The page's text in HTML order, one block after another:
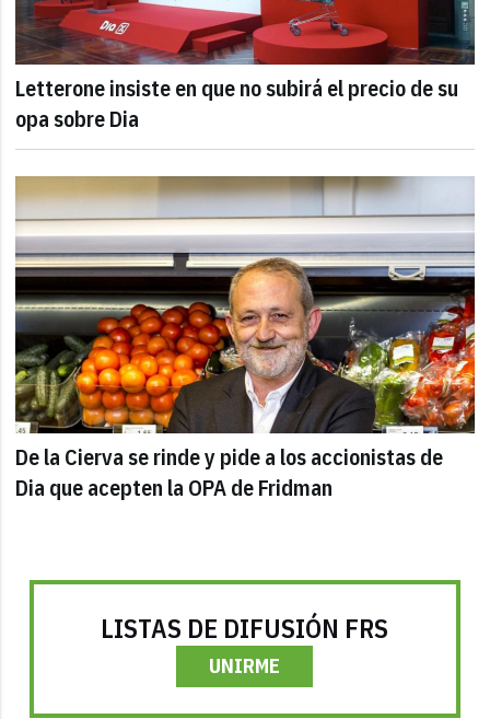
Letterone insiste en que no subirá el precio de su
opa sobre Dia
De la Cierva se rinde y pide a los accionistas de
Dia que acepten la OPA de Fridman
LISTAS DE DIFUSIÓN FRS
UNIRME